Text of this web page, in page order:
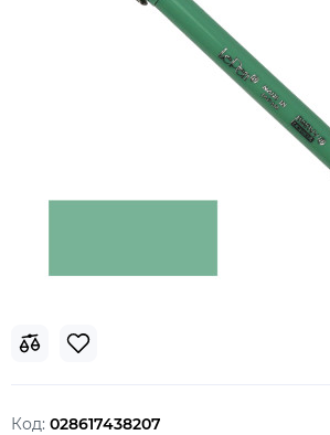
Код: 028617438207